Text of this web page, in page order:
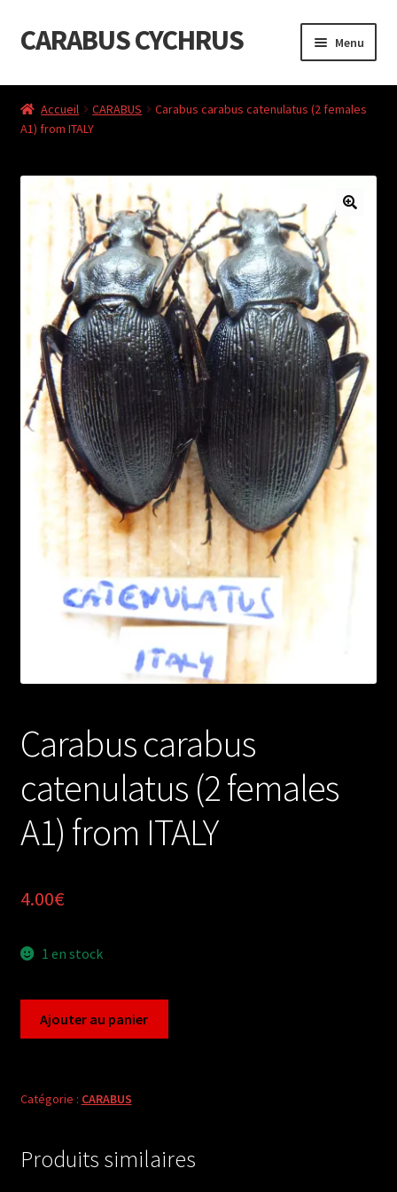
Aller
à
navigation
Aller
au
CARABUS CYCHRUS Menu
Accueil
Cart
Checkout
Liste de souhaits
My Account
Accueil CARABUS
Carabus carabus catenulatus (2 females
A1) from ITALY
Carabus carabus
catenulatus (2 females
A1) from ITALY
4.00€
1 en stock
catenulatus
A1)
Ajouter au panier
Catégorie : CARABUS
Produits similaires